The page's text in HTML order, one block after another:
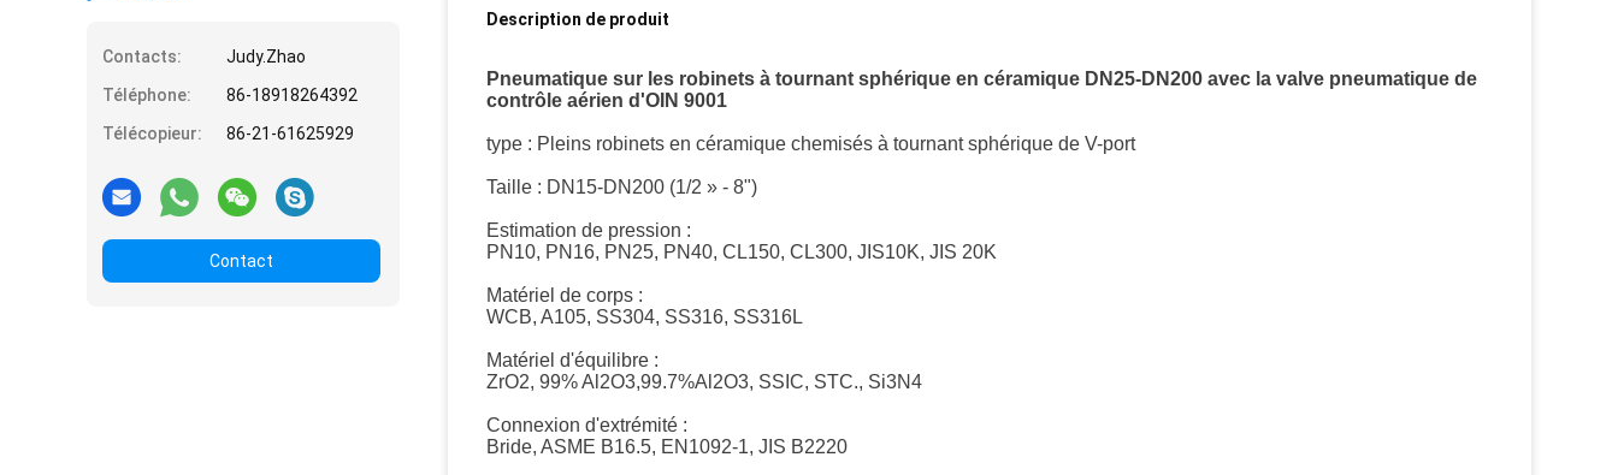
Contacts:
Judy.Zhao
Téléphone:
86-18918264392
Télécopieur:
86-21-61625929
Contact
Description de produit
Pneumatique sur les robinets à tournant sphérique en céramique DN25-DN200 avec la valve pneumatique de
contrôle aérien d'OIN 9001
type : Pleins robinets en céramique chemisés à tournant sphérique de V-port
Taille : DN15-DN200 (1/2 » - 8")
Estimation de pression :
PN10, PN16, PN25, PN40, CL150, CL300, JIS10K, JIS 20K
Matériel de corps :
WCB, A105, SS304, SS316, SS316L
Matériel d'équilibre :
ZrO2, 99% Al2O3,99.7%Al2O3, SSIC, STC., Si3N4
Connexion d'extrémité :
Bride, ASME B16.5, EN1092-1, JIS B2220